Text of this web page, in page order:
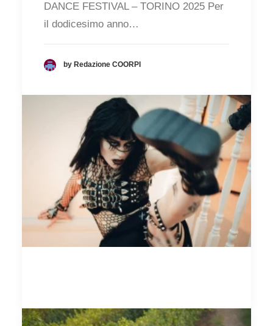
DANCE FESTIVAL – TORINO 2025 Per
il dodicesimo anno…
by Redazione COORPI